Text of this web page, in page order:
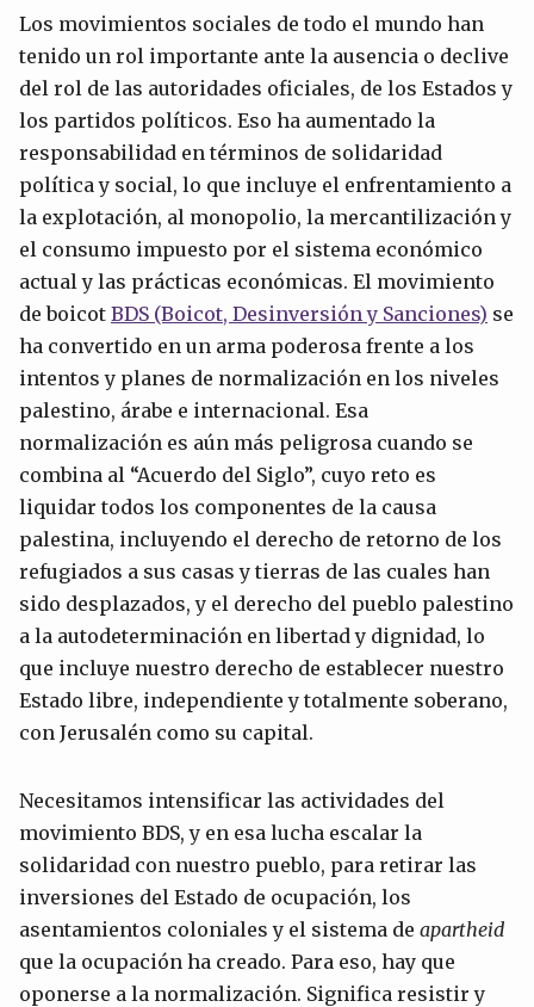
Los movimientos sociales de todo el mundo han
tenido un rol importante ante la ausencia o declive
del rol de las autoridades oficiales, de los Estados y
los partidos políticos. Eso ha aumentado la
responsabilidad en términos de solidaridad
política y social, lo que incluye el enfrentamiento a
la explotación, al monopolio, la mercantilización y
el consumo impuesto por el sistema económico
actual y las prácticas económicas. El movimiento
de boicot BDS (Boicot, Desinversión y Sanciones) se
ha convertido en un arma poderosa frente a los
intentos y planes de normalización en los niveles
palestino, árabe e internacional. Esa
normalización es aún más peligrosa cuando se
combina al “Acuerdo del Siglo”, cuyo reto es
liquidar todos los componentes de la causa
palestina, incluyendo el derecho de retorno de los
refugiados a sus casas y tierras de las cuales han
sido desplazados, y el derecho del pueblo palestino
a la autodeterminación en libertad y dignidad, lo
que incluye nuestro derecho de establecer nuestro
Estado libre, independiente y totalmente soberano,
con Jerusalén como su capital.
Necesitamos intensificar las actividades del
movimiento BDS, y en esa lucha escalar la
solidaridad con nuestro pueblo, para retirar las
inversiones del Estado de ocupación, los
asentamientos coloniales y el sistema de apartheid
que la ocupación ha creado. Para eso, hay que
oponerse a la normalización. Significa resistir y